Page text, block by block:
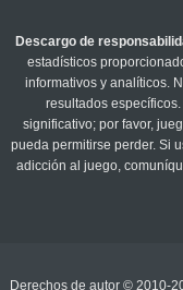
Descargo de
estadísticos
informativos y analíticos.
resultados
significativo; por favor,
pueda permitirse perder. Si
adicción al juego,
Derechos de autor © 2010-